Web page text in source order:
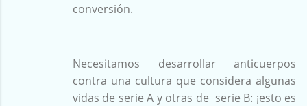
conversión.
Necesitamos desarrollar anticuerpos
contra una cultura que considera algunas
vidas de serie A y otras de serie B: ¡esto es